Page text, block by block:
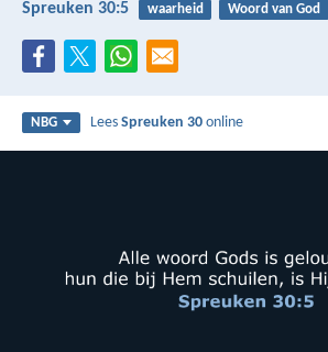
Spreuken 30:5 waarheid Woord van God
NBG LeesSpreuken 30 online